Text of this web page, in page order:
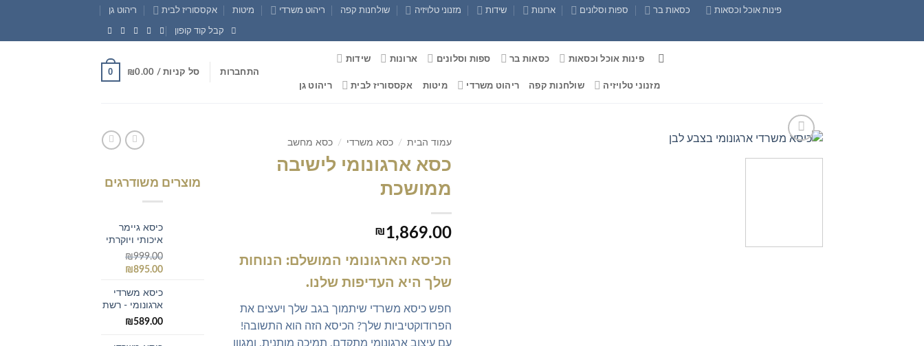
content
פינות אוכל וכסאות כסאות בר ספות וסלונים ארונות שידות מזנוני טלויזיה שולחנות קפה ריהוט משרדי מיטות אקססוריז לבית ריהוט גן
קבל קוד קופון
פינות אוכל וכסאות כסאות בר ספות וסלונים ארונות שידות
מזנוני טלויזיה שולחנות קפה ריהוט משרדי מיטות אקססוריז לבית ריהוט גן
התחברות סל קניות / ₪0.00
0
עמוד הבית / כסא משרדי / כסא מחשב
כסא ארגונומי לישיבה
ממושכת
₪1,869.00
הכיסא הארגונומי המושלם: הנוחות
שלך היא העדיפות שלנו.
חפש כיסא משרדי שיתמוך בגב שלך ויעצים את
הפרודוקטיביות שלך? הכיסא הזה הוא התשובה!
עם עיצוב ארגונומי מתקדם, תמיכה מותנית, ומגוון
מוצרים משודרגים
כיסא גיימר
איכותי ויוקרתי
₪999.00
המחיר
היה:
₪999.00.
₪895.00
הוא:
₪895.00.
כיסא משרדי
ארגונומי - רשת
₪589.00